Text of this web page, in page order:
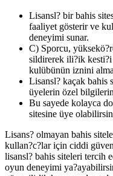
Lisansl? bir bahis
faaliyet gösterir ve
deneyimi sunar.
C) Sporcu,
sildirerek ili?ik
kulübünün iznini
Lisansl? kaçak bahis
üyelerin özel
Bu sayede kolayca
sitesine üye
Lisans? olmayan bahis
kullan?c?lar için ciddi
lisansl? bahis siteleri tercih
oyun deneyimi